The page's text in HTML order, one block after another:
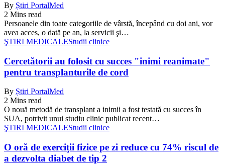
By Știri PortalMed
2 Mins read
Persoanele din toate categoriile de vârstă, începând cu doi ani, vor
avea acces, o dată pe an, la servicii şi…
ŞTIRI MEDICALEStudii clinice
Cercetătorii au folosit cu succes "inimi reanimate"
pentru transplanturile de cord
By Știri PortalMed
2 Mins read
O nouă metodă de transplant a inimii a fost testată cu succes în
SUA, potrivit unui studiu clinic publicat recent…
ŞTIRI MEDICALEStudii clinice
O oră de exerciții fizice pe zi reduce cu 74% riscul de
a dezvolta diabet de tip 2